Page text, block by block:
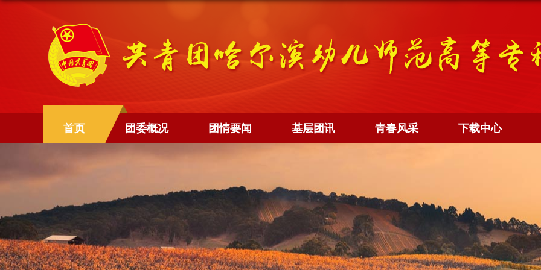
首页 团委概况 团情要闻 基层团讯 青春风采 下载中心